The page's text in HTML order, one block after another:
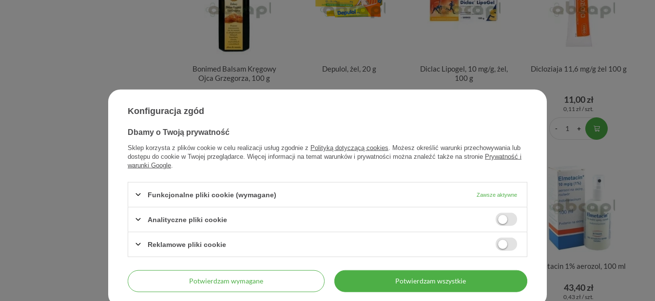
Bonimed Balsam Kręgowy
Ojca Grzegorza, 100 g
Depulol, żel, 20 g
Diclac Lipogel, 10 mg/g, żel,
100 g
Dicloziaja 11,6 mg/g żel 100 g
11,00 zł
0,11 zł / szt.
11,87 zł 32,70 zł 20,52 zł
Elmetacin 1% aerozol, 100 ml
43,40 zł
0,43 zł / szt.
Konfiguracja zgód
Dbamy o Twoją prywatność
Sklep korzysta z plików cookie w celu realizacji usług zgodnie z Polityką dotyczącą cookies . Możesz określić warunki przechowywania lub
dostępu do cookie w Twojej przeglądarce. Więcej informacji na temat warunków i prywatności można znaleźć także na stronie Prywatność i
warunki Google
Funkcjonalne pliki cookie (wymagane) Zawsze aktywne
Analityczne pliki cookie
Reklamowe pliki cookie
Potwierdzam wymagane Potwierdzam wszystkie